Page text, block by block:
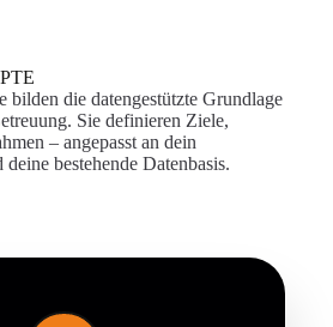
bilden die datengestützte Grundlage
Sie definieren Ziele,
– angepasst an dein
bestehende Datenbasis.